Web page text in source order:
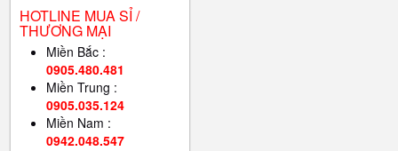
HOTLINE MUA SỈ /
THƯƠNG MẠI
Miền Bắc :
0905.480.481
Miền Trung :
0905.035.124
Miền Nam :
0942.048.547